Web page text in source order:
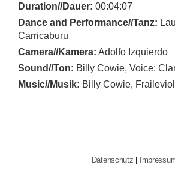
Duration//Dauer: 00:04:07
Dance and Performance//Tanz:
Carricaburu
Camera//Kamera: Adolfo Izquierdo
Sound//Ton: Billy Cowie, Voice:
Music//Musik: Billy Cowie,
Datenschutz |